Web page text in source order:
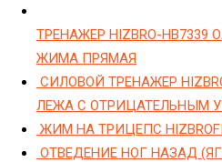
ТРЕНАЖЕР HIZBRO-
ЖИМА ПРЯМАЯ
СИЛОВОЙ ТРЕНАЖЕР
ЛЕЖА С ОТРИЦАТЕЛЬНЫМ
ЖИМ НА ТРИЦЕПС
ОТВЕДЕНИЕ НОГ НАЗАД